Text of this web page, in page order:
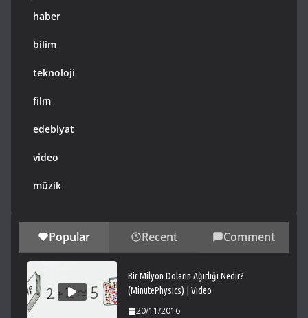
haber
bilim
teknoloji
film
edebiyat
video
müzik
Popular Recent Comment
Bir Milyon Doların Ağırlığı Nedir?
(MinutePhysics) | Video
20/11/2016